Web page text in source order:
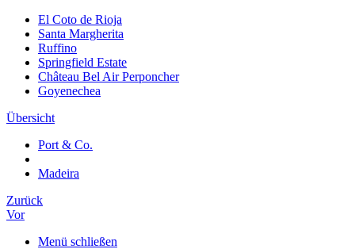
El Coto de Rioja
Santa Margherita
Ruffino
Springfield Estate
Château Bel Air Perponcher
Goyenechea
Übersicht
Port & Co.
Madeira
Zurück
Vor
Menü schließen